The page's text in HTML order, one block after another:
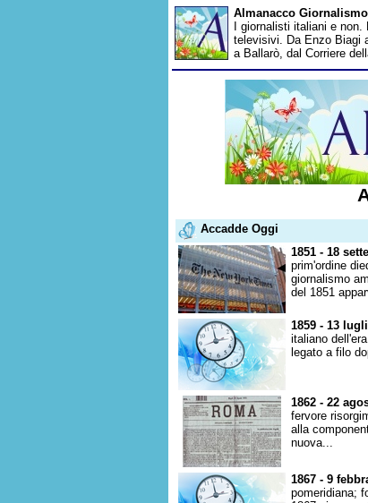
Almanacco Giornalismo
I giornalisti italiani e
televisivi. Da Enzo Biagi
a Ballarò, dal Corriere
Accadde Oggi
1851 - 18
prim'ordine
giornalismo
del 1851
1859 - 13
italiano
legato a filo
1862 - 22
fervore
alla
nuova...
1867 - 9
pomeridiana;